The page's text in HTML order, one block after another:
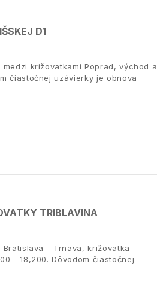
D1
križovatkami Poprad, východ a
čiastočnej uzávierky je obnova
TRIBLAVINA
- Trnava, križovatka
- 18,200. Dôvodom čiastočnej